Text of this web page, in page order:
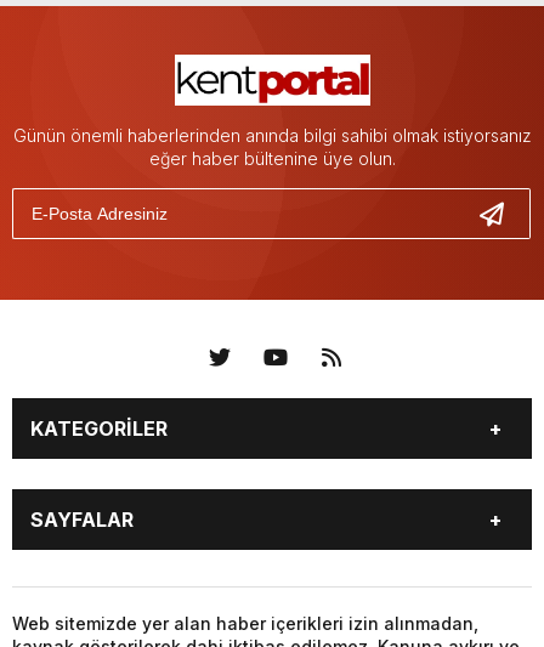
Günün önemli haberlerinden anında bilgi sahibi olmak istiyorsanız
eğer haber bültenine üye olun.
KATEGORİLER
KÜNYE BİZE ULAŞIN
SAYFALAR
Web sitemizde yer alan haber içerikleri izin alınmadan,